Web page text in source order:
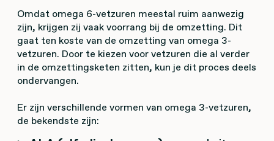
Omdat omega 6-vetzuren meestal ruim aanwezig
zijn, krijgen zij vaak voorrang bij de omzetting. Dit
gaat ten koste van de omzetting van omega 3-
vetzuren. Door te kiezen voor vetzuren die al verder
in de omzettingsketen zitten, kun je dit proces deels
ondervangen.
Er zijn verschillende vormen van omega 3-vetzuren,
de bekendste zijn: